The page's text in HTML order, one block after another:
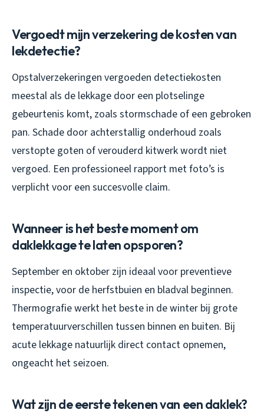
Vergoedt mijn verzekering de kosten van
lekdetectie?
Opstalverzekeringen vergoeden detectiekosten
meestal als de lekkage door een plotselinge
gebeurtenis komt, zoals stormschade of een gebroken
pan. Schade door achterstallig onderhoud zoals
verstopte goten of verouderd kitwerk wordt niet
vergoed. Een professioneel rapport met foto’s is
verplicht voor een succesvolle claim.
Wanneer is het beste moment om
daklekkage te laten opsporen?
September en oktober zijn ideaal voor preventieve
inspectie, voor de herfstbuien en bladval beginnen.
Thermografie werkt het beste in de winter bij grote
temperatuurverschillen tussen binnen en buiten. Bij
acute lekkage natuurlijk direct contact opnemen,
ongeacht het seizoen.
Wat zijn de eerste tekenen van een daklek?